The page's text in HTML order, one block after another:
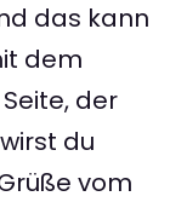
das kann
dem
der
du
vom